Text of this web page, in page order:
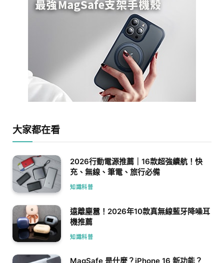
大家都在看
2026行動電源推薦｜16款超強續航！快
充、無線、筆電、旅行必備
知識科普
遠離塵囂！2026年10款真無線藍牙降噪耳
機推薦
知識科普
MagSafe 是什麼？iPhone 16 新功能？